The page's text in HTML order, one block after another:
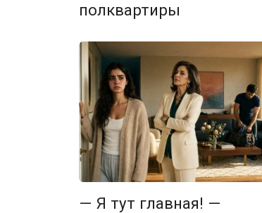
полквартиры
— Я тут главная! —